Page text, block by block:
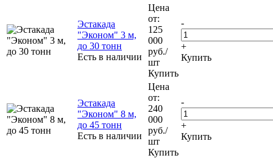
Эстакада
"Эконом" 3 м,
до 30 тонн
Есть в наличии
Цена
от:
125
000
руб./
шт
Купить
-
+
Купить
Эстакада
"Эконом" 8 м,
до 45 тонн
Есть в наличии
Цена
от:
240
000
руб./
шт
Купить
-
+
Купить